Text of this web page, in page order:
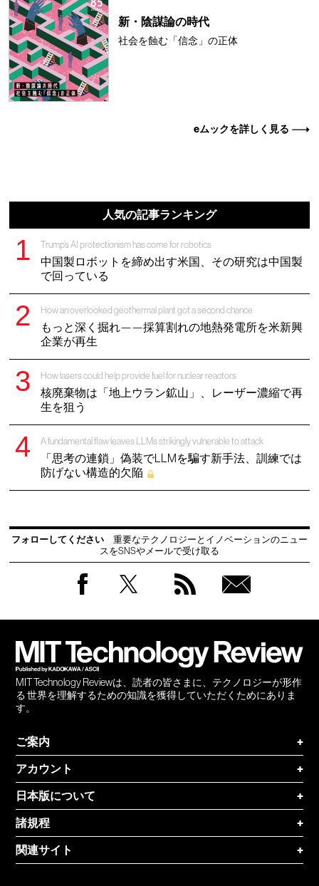
新・陰謀論の時代
社会を蝕む「信念」の正体
eムックを詳しく見る
人気の記事ランキング
Trump’s AI protectionism has come for robotics
中国製ロボットを締め出す米国、その研究は中国製
で回っている
How an overlooked geothermal plant got a second chance
もっと深く掘れ——採算割れの地熱発電所を米新興
企業が再生
How lasers could help provide fuel for nuclear reactors
核廃棄物は「地上ウラン鉱山」、レーザー濃縮で再
生を狙う
A fundamental flaw leaves LLMs strikingly vulnerable to attack
「思考の連鎖」偽装でLLMを騙す新手法、訓練では
防げない構造的欠陥
フォローしてください
重要なテクノロジーとイノベーションのニュー
スをSNSやメールで受け取る
MIT Technology Reviewは、読者の皆さまに、テクノロジーが形作
る 世界を理解するための知識を獲得していただくためにありま
す。
ご案内
+
アカウント
+
日本版について
+
諸規程
+
関連サイト
+